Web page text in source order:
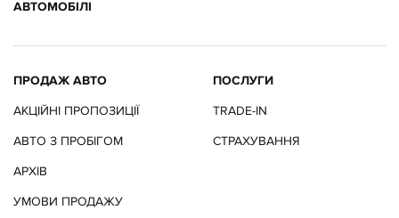
АВТОМОБІЛІ
ПРОДАЖ АВТО
АКЦІЙНІ ПРОПОЗИЦІЇ
АВТО З ПРОБІГОМ
АРХІВ
УМОВИ ПРОДАЖУ
ПОСЛУГИ
TRADE-IN
СТРАХУВАННЯ